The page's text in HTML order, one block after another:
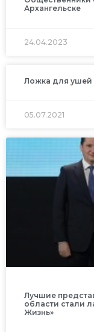
Архангельске
24.04.2023
Ложка для ушей
05.07.2021
Лучшие
области стали
Жизнь»